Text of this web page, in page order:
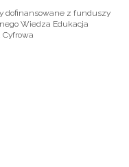
dofinansowane z funduszy
Wiedza Edukacja
Cyfrowa